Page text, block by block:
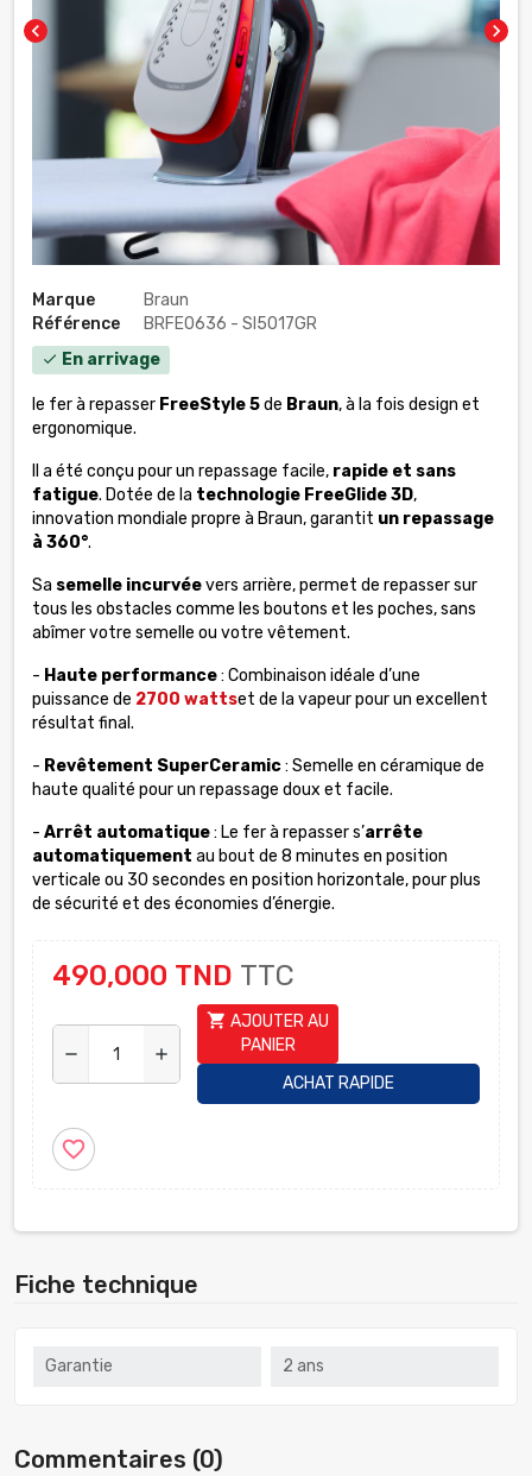
chevron_left chevron_right
Marque
Braun
Référence
BRFE0636 - SI5017GR
check En arrivage
le fer à repasser FreeStyle5de Braun, à la fois design et
ergonomique.
Il a été conçu pour un repassage facile, rapide et sans
fatigue. Dotée de la technologie FreeGlide 3D,
innovation mondiale propre à Braun, garantit un repassage
à 360°.
Sa semelle incurvéevers arrière, permet de repasser sur
tous les obstacles comme les boutons et les poches, sans
abîmer votre semelle ou votre vêtement.
- Haute performance: Combinaison idéale d’une
puissance de 2700 wattset de la vapeur pour un excellent
résultat final.
- Revêtement SuperCeramic: Semelle en céramique de
haute qualité pour un repassage doux et facile.
- Arrêt automatique: Le fer à repasser s’arrête
automatiquement au bout de 8 minutes en position
verticale ou 30 secondes en position horizontale, pour plus
de sécurité et des économies d’énergie.
490,000 TND TTC
remove add
shopping_cart AJOUTER AU
PANIER
ACHAT RAPIDE
favorite_border
Fiche technique
Garantie 2 ans
Commentaires (0)